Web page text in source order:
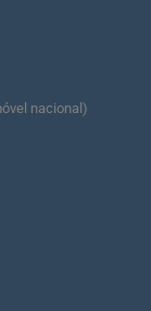
nacional)